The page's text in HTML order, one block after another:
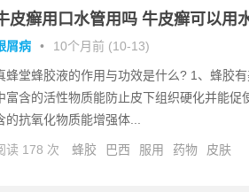
皮癣用口水管用吗 牛皮癣可以用
屑病 • 10个月前 (10-13)
蜂堂蜂胶液的作用与功效是什么? 1、蜂胶
富含的活性物质能防止皮下组织硬化并能促
的抗氧化物质能增强体...
读 178 次 蜂胶 巴西 服用 药物 皮肤